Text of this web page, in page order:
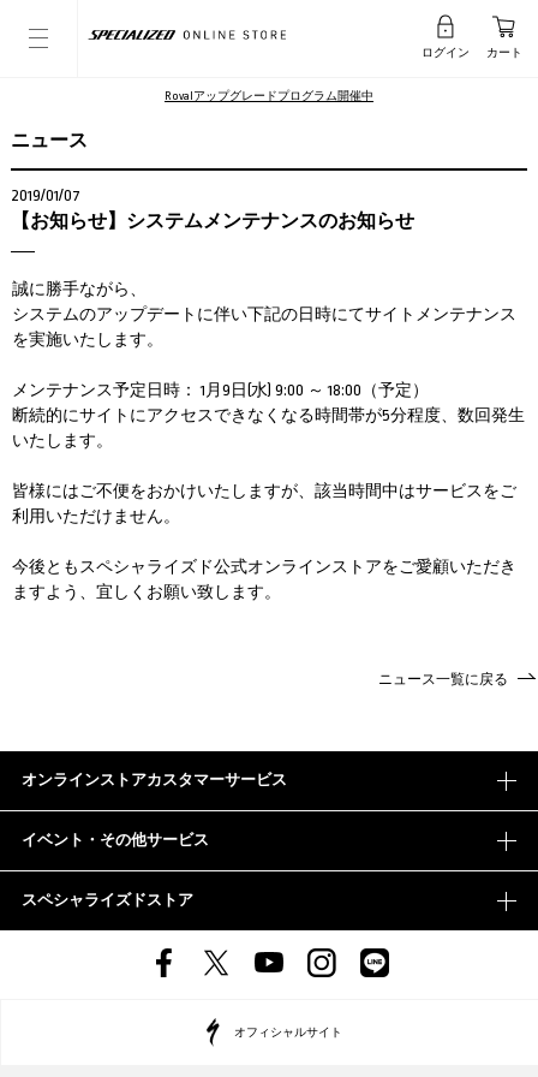
ログイン カート
Rovalアップグレードプログラム開催中
ニュース
2019/01/07
【お知らせ】システムメンテナンスのお知らせ
誠に勝手ながら、
システムのアップデートに伴い下記の日時にてサイトメンテナンス
を実施いたします。
メンテナンス予定日時： 1月9日(水) 9:00 ～ 18:00（予定）
断続的にサイトにアクセスできなくなる時間帯が5分程度、数回発生
いたします。
皆様にはご不便をおかけいたしますが、該当時間中はサービスをご
利用いただけません。
今後ともスペシャライズド公式オンラインストアをご愛顧いただき
ますよう、宜しくお願い致します。
ニュース一覧に戻る
オンラインストアカスタマーサービス
イベント・その他サービス
スペシャライズドストア
オフィシャルサイト